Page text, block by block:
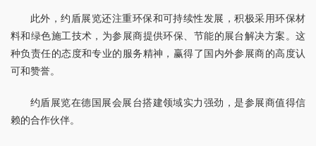
此外，约盾展览还注重环保和可持续性发展，积极采用环保材
料和绿色施工技术，为参展商提供环保、节能的展台解决方案。这
种负责任的态度和专业的服务精神，赢得了国内外参展商的高度认
可和赞誉。
约盾展览在德国展会展台搭建领域实力强劲，是参展商值得信
赖的合作伙伴。